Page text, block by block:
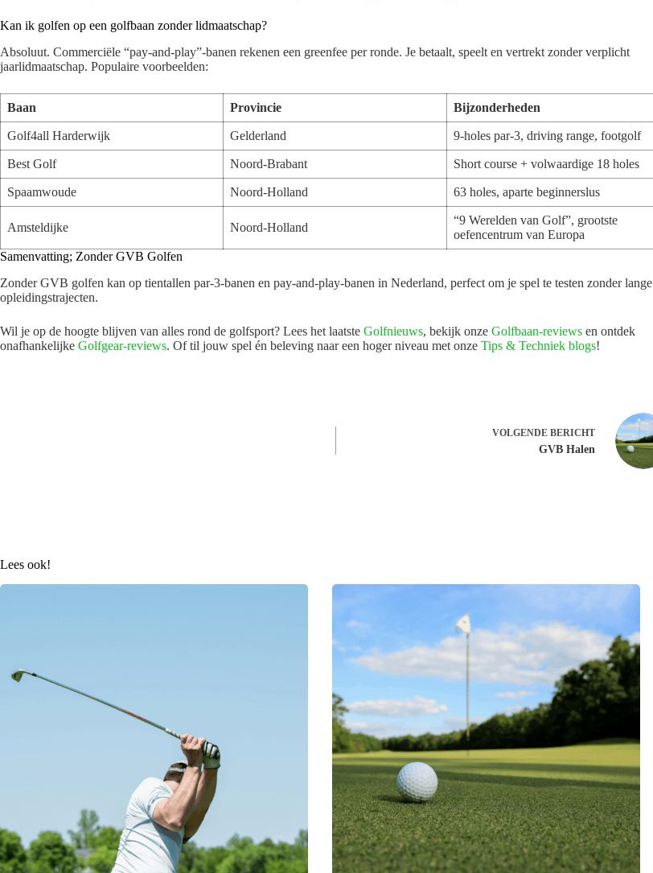
Kan ik golfen op een golfbaan zonder lidmaatschap?
Absoluut. Commerciële “pay-and-play”-banen rekenen een greenfee per ronde. Je betaalt, speelt en vertrekt zonder verplicht
jaarlidmaatschap. Populaire voorbeelden:
Baan Provincie Bijzonderheden
Golf4all Harderwijk Gelderland 9-holes par-3, driving range, footgolf
Best Golf Noord-Brabant Short course + volwaardige 18 holes
Spaamwoude Noord-Holland 63 holes, aparte beginnerslus
Amsteldijke Noord-Holland
“9 Werelden van Golf”, grootste
oefencentrum van Europa
Samenvatting; Zonder GVB Golfen
Zonder GVB golfen kan op tientallen par-3-banen en pay-and-play-banen in Nederland, perfect om je spel te testen zonder lange
opleidings­trajecten.
Wil je op de hoogte blijven van alles rond de golfsport? Lees het laatste Golfnieuws, bekijk onze Golfbaan-reviews en ontdek
onafhankelijke Golfgear-reviews. Of til jouw spel én beleving naar een hoger niveau met onze Tips & Techniek blogs!
VOLGENDE BERICHT
GVB Halen
Lees ook!